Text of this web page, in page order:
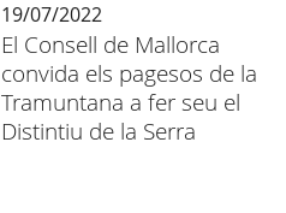
El Consell de Mallorca
convida els pagesos de la
Tramuntana a fer seu el
Distintiu de la Serra
19/07/2022